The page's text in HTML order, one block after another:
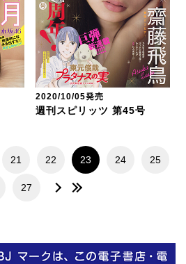
2020/10/05発売
週刊スピリッツ 第45号
21 22 23 24 25
27